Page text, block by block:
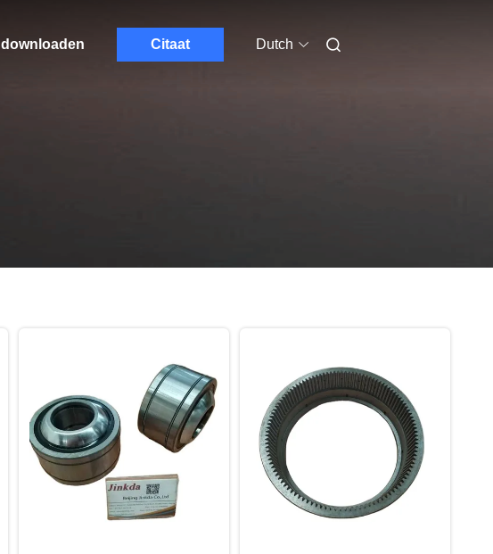
downloaden Citaat Dutch